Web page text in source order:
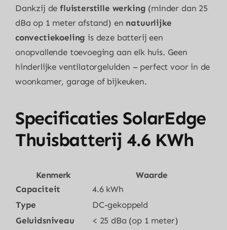
Dankzij defluisterstille werking (minder dan 25
dBa op 1 meter afstand) en natuurlijke
convectiekoeling is deze batterij een
onopvallende toevoeging aan elk huis. Geen
hinderlijke ventilatorgeluiden – perfect voor in de
woonkamer, garage of bijkeuken.
Specificaties SolarEdge
Thuisbatterij 4.6 KWh
Kenmerk
Waarde
Capaciteit
4.6 kWh
Type
DC-gekoppeld
Geluidsniveau
< 25 dBa (op 1 meter)